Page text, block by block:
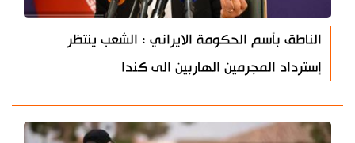
الناطق بأسم الحكومة الايراني : الشعب ينتظر
إسترداد المجرمين الهاربين الى كندا